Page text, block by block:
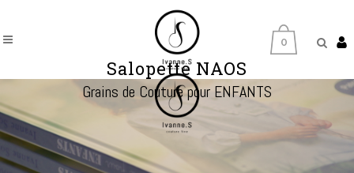
0
Salopette NAOS
Grains de Couture pour ENFANTS